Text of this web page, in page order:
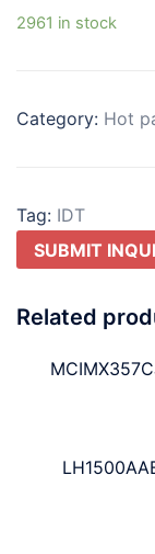
2961 in stock
Category: Hot
Tag: IDT
SUBMIT
Related